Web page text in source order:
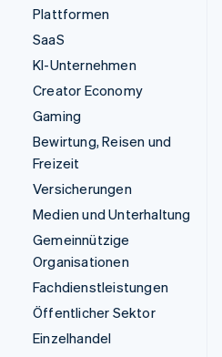
Plattformen
SaaS
KI-Unternehmen
Creator Economy
Gaming
Bewirtung, Reisen und
Freizeit
Versicherungen
Medien und Unterhaltung
Gemeinnützige
Organisationen
Fachdienstleistungen
Öffentlicher Sektor
Einzelhandel